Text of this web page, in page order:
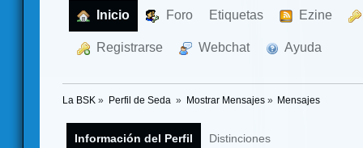
Inicio Foro Etiquetas Ezine
Registrarse Webchat Ayuda
La BSK » Perfil de Seda » Mostrar Mensajes» Mensajes
Información del Perfil Distinciones